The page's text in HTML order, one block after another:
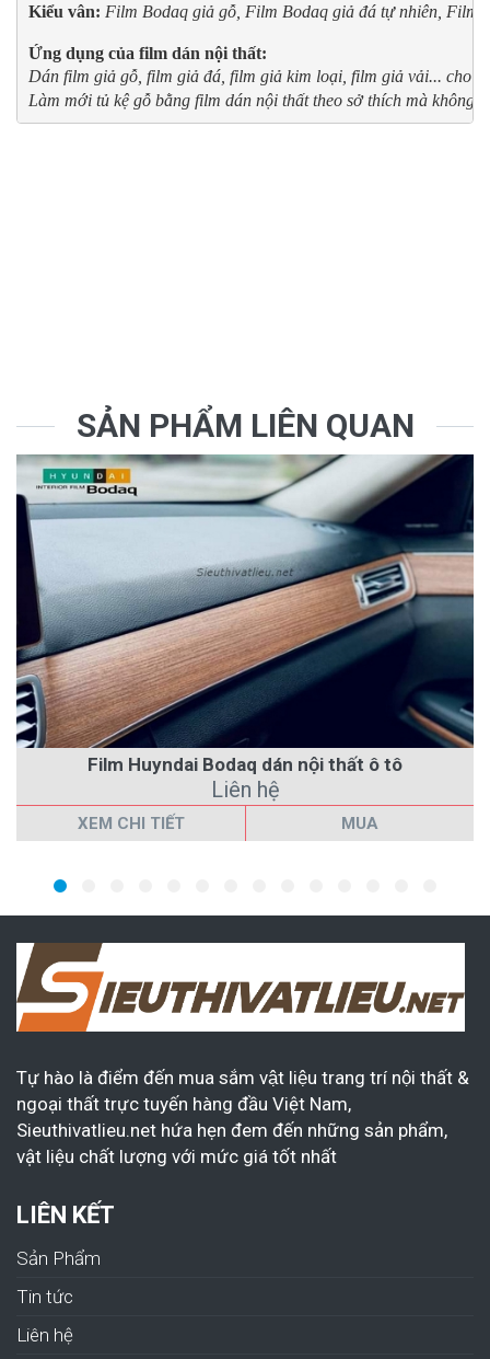
Kiểu vân: Film Bodaq giả gỗ, Film Bodaq giả đá tự nhiên,
Ứng dụng của film dán nội thất:
Dán film giả gỗ, film giả đá, film giả kim loại, film giả vải... cho tủ
Làm mới tủ kệ gỗ bằng film dán nội thất theo sở thích mà không
SẢN PHẨM LIÊN QUAN
Film Huyndai Bodaq dán nội thất ô tô
Liên hệ
XEM CHI TIẾT MUA
Tự hào là điểm đến mua sắm vật liệu trang trí nội thất &
ngoại thất trực tuyến hàng đầu Việt Nam,
Sieuthivatlieu.net hứa hẹn đem đến những sản phẩm,
vật liệu chất lượng với mức giá tốt nhất
LIÊN KẾT
Sản Phẩm
Tin tức
Liên hệ